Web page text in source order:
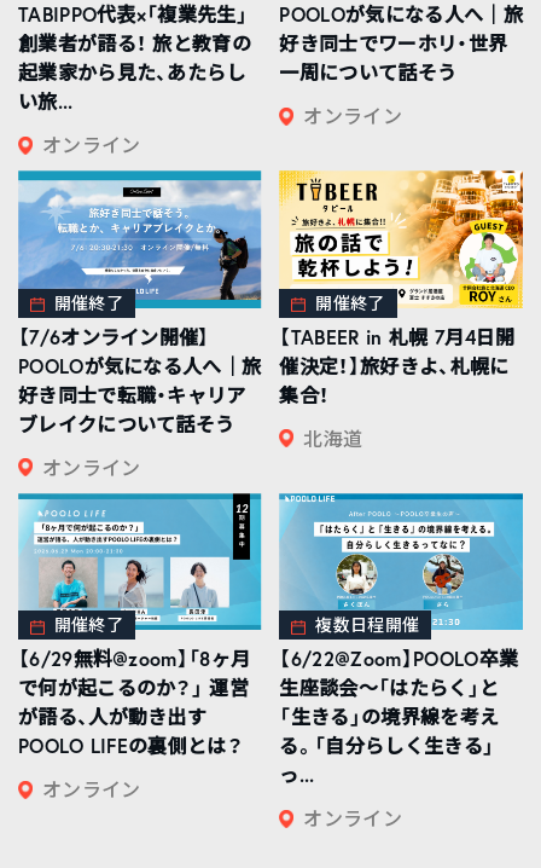
TABIPPO代表×「複業先生」
創業者が語る！ 旅と教育の
起業家から見た、あたらし
い旅...
オンライン
POOLOが気になる人へ｜旅
好き同士でワーホリ・世界
一周について話そう
オンライン
開催終了
【7/6オンライン開催】
POOLOが気になる人へ｜旅
好き同士で転職・キャリア
ブレイクについて話そう
オンライン
開催終了
【TABEER in 札幌 7月4日開
催決定！】旅好きよ、札幌に
集合！
北海道
開催終了
【6/29無料@zoom】「8ヶ月
で何が起こるのか？」 運営
が語る、人が動き出す
POOLO LIFEの裏側とは？
オンライン
複数日程開催
【6/22@Zoom】POOLO卒業
生座談会〜「はたらく」と
「生きる」の境界線を考え
る。「自分らしく生きる」
っ...
オンライン